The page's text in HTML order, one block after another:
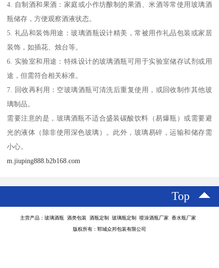
4. 自制酒和果酒：家庭或小作坊酿制的果酒、米酒等常使用玻璃酒
瓶储存，方便观察酒液状态。
5. 礼品和装饰用途：玻璃酒瓶设计精美，常被用作礼品包装或家居
装饰，如插花、烛台等。
6. 实验室和用途：特殊设计的玻璃酒瓶可用于实验室储存试剂或用
途，但需符合相关标准。
7. 回收再利用：空玻璃酒瓶可清洗后重复使用，或回收制作其他玻
璃制品。
需要注意的是，玻璃酒瓶不适合盛装碳酸饮料（易爆瓶）或需要避
光的液体（除非使用深色玻璃）。此外，玻璃易碎，运输和储存需
小心。
m.jiuping888.b2b168.com
Top
主营产品：玻璃酒瓶 酒类包装 酒瓶定制 玻璃瓶定制 喷涂酒瓶厂家 香水瓶厂家
版权所有：郓城众邦包装有限公司